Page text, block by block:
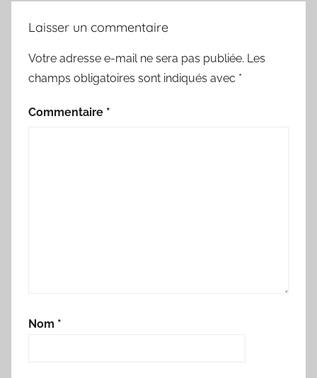
Laisser un commentaire
Votre adresse e-mail ne sera pas publiée. Les
champs obligatoires sont indiqués avec *
Commentaire *
Nom *